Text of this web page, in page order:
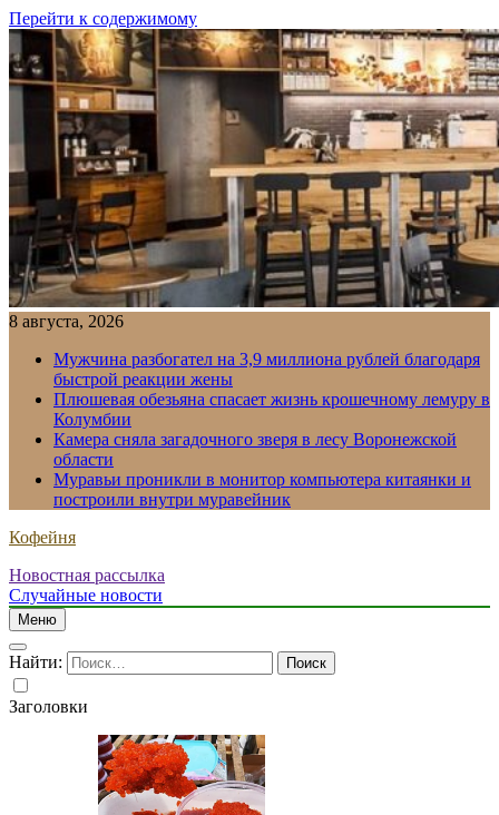
Перейти к содержимому
8 августа, 2026
Мужчина разбогател на 3,9 миллиона рублей благодаря
быстрой реакции жены
Плюшевая обезьяна спасает жизнь крошечному лемуру в
Колумбии
Камера сняла загадочного зверя в лесу Воронежской
области
Муравьи проникли в монитор компьютера китаянки и
построили внутри муравейник
Кофейня
Новостная рассылка
Случайные новости
Меню
Найти:
Заголовки